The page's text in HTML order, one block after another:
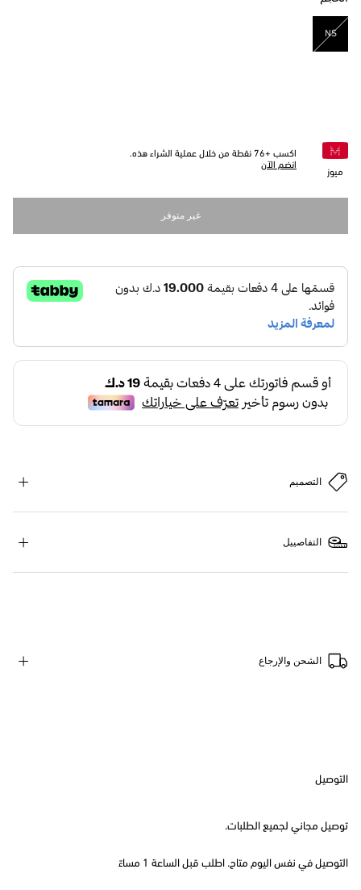
NS
مختار
ميوز
اكسب +76 نقطة من خلال عملية الشراء هذه.
انضم الآن
غير متوفر
التصميم
التفاصييل
الشحن والإرجاع
التوصيل
توصيل مجاني لجميع الطلبات.
التوصيل في نفس اليوم متاح. اطلب قبل الساعة 1 مساءً